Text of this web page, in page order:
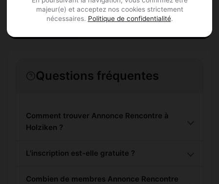
majeur(e) et acceptez nos cookies strictement
nécessaires. Politique de confidentialité.
S'inscrire gratuitement
Questions fréquentes
Comment trouver Annonce Rencontre à
Holziken ?
L'inscription est-elle gratuite ?
Combien de membres Annonce Rencontre